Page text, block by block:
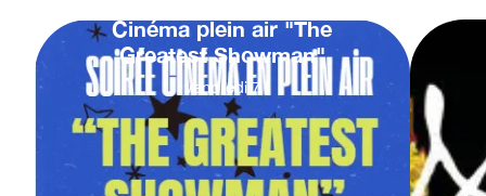
Cinéma plein air "The
Greatest Showman"
vendredi 7